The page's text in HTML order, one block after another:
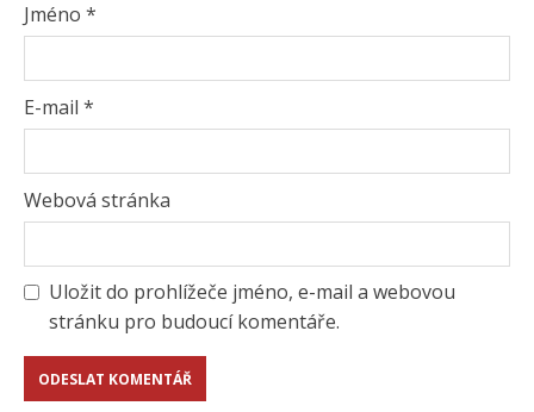
Jméno *
E-mail *
Webová stránka
Uložit do prohlížeče jméno, e-mail a webovou
stránku pro budoucí komentáře.